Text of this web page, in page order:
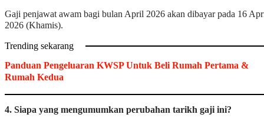
Gaji penjawat awam bagi bulan April 2026 akan dibayar pada 16
2026 (Khamis).
Trending sekarang
Panduan Pengeluaran KWSP Untuk Beli Rumah Pertama &
Rumah Kedua
4. Siapa yang mengumumkan perubahan tarikh gaji ini?